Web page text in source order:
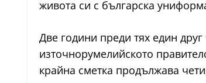
живота си с българска
Две години преди тях един
източнорумелийското
крайна сметка продължава